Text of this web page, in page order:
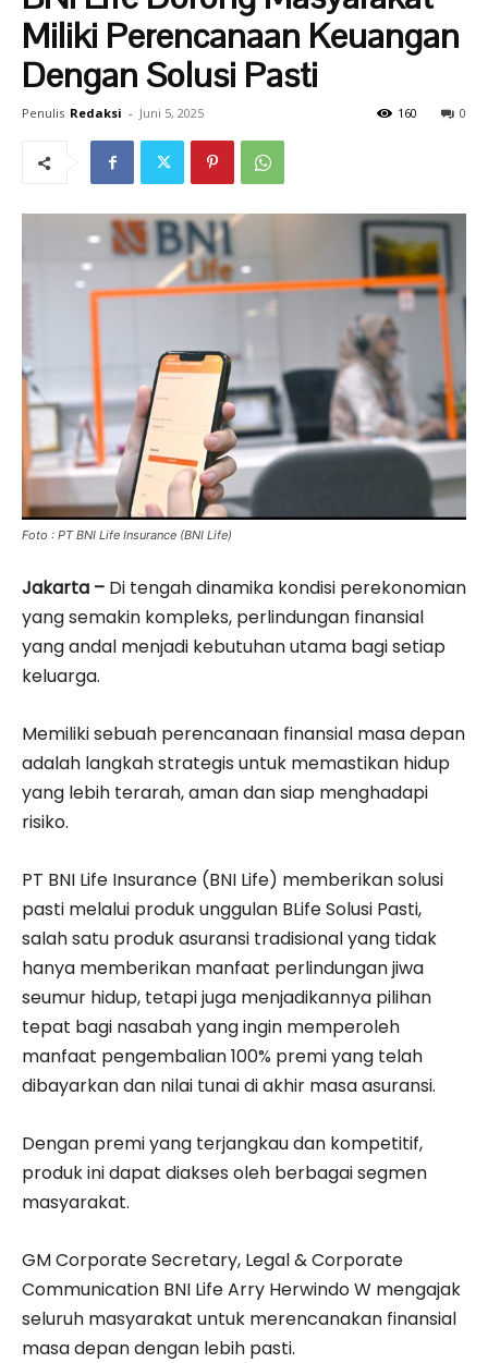
Miliki Perencanaan Keuangan
Dengan Solusi Pasti
Penulis Redaksi - Juni 5, 2025 0
160
Foto : PT BNI Life Insurance (BNI Life)
Jakarta – Di tengah dinamika kondisi perekonomian
yang semakin kompleks, perlindungan finansial
yang andal menjadi kebutuhan utama bagi setiap
keluarga.
Memiliki sebuah perencanaan finansial masa depan
adalah langkah strategis untuk memastikan hidup
yang lebih terarah, aman dan siap menghadapi
risiko.
PT BNI Life Insurance (BNI Life) memberikan solusi
pasti melalui produk unggulan BLife Solusi Pasti,
salah satu produk asuransi tradisional yang tidak
hanya memberikan manfaat perlindungan jiwa
seumur hidup, tetapi juga menjadikannya pilihan
tepat bagi nasabah yang ingin memperoleh
manfaat pengembalian 100% premi yang telah
dibayarkan dan nilai tunai di akhir masa asuransi.
Dengan premi yang terjangkau dan kompetitif,
produk ini dapat diakses oleh berbagai segmen
masyarakat.
GM Corporate Secretary, Legal & Corporate
Communication BNI Life Arry Herwindo W mengajak
seluruh masyarakat untuk merencanakan finansial
masa depan dengan lebih pasti.